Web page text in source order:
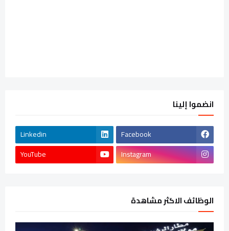
انضموا إلينا
Facebook
Linkedin
Instagram
YouTube
الوظائف الاكثر مشاهدة